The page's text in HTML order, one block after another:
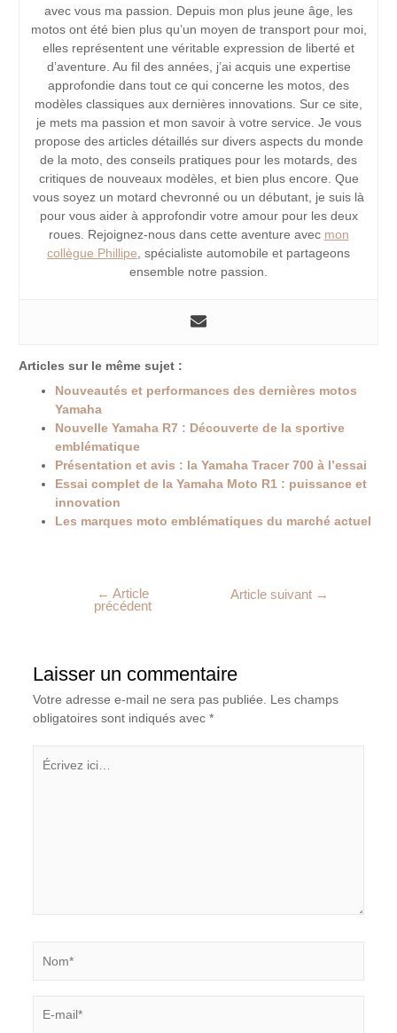
avec vous ma passion. Depuis mon plus jeune âge, les
motos ont été bien plus qu’un moyen de transport pour moi,
elles représentent une véritable expression de liberté et
d’aventure. Au fil des années, j’ai acquis une expertise
approfondie dans tout ce qui concerne les motos, des
modèles classiques aux dernières innovations. Sur ce site,
je mets ma passion et mon savoir à votre service. Je vous
propose des articles détaillés sur divers aspects du monde
de la moto, des conseils pratiques pour les motards, des
critiques de nouveaux modèles, et bien plus encore. Que
vous soyez un motard chevronné ou un débutant, je suis là
pour vous aider à approfondir votre amour pour les deux
roues. Rejoignez-nous dans cette aventure avec mon
collègue Phillipe , spécialiste automobile et partageons
ensemble notre passion.
Articles sur le même sujet :
Nouveautés et performances des dernières motos
Yamaha
Nouvelle Yamaha R7 : Découverte de la sportive
emblématique
Présentation et avis : la Yamaha Tracer 700 à l’essai
Essai complet de la Yamaha Moto R1 : puissance et
innovation
Les marques moto emblématiques du marché actuel
← Article
précédent
Article suivant →
Laisser un commentaire
Votre adresse e-mail ne sera pas publiée.
Les champs
obligatoires sont indiqués avec *
ici…
mail*